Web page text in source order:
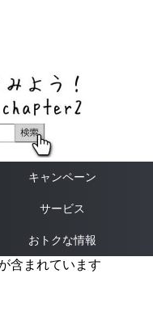
キャンペーン
サービス
おトクな情報
含まれています